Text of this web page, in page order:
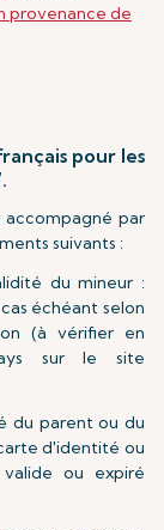
provenance de
pour les
par
suivants :
du mineur :
échéant selon
(à vérifier en
sur le site
du parent ou du
d'identité ou
ou expiré